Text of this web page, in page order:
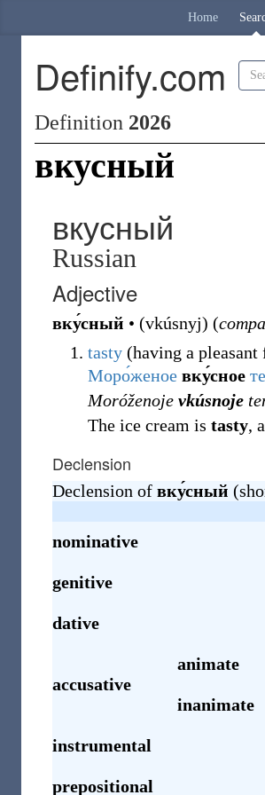
Home
Definify.com
Definition 2026
вкусный
вкусный
Russian
Adjective
вку́сный • (vkúsnyj) (
tasty (having a
Моро́женое вку́сное
Moróženoje vkúsnoje
The ice cream is tasty,
Declension
Declension of вку́сный
nominative
genitive
dative
accusative
animate
inanimate
instrumental
prepositional